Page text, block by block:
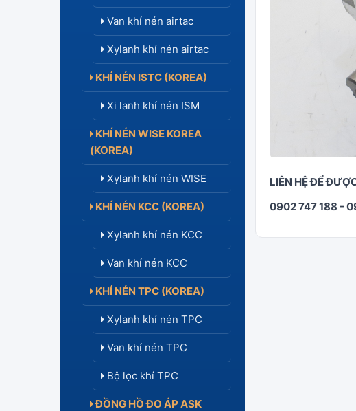
Van khí nén airtac
Xylanh khí nén airtac
KHÍ NÉN ISTC (KOREA)
Xi lanh khí nén ISM
KHÍ NÉN WISE KOREA
(KOREA)
Xylanh khí nén WISE
KHÍ NÉN KCC (KOREA)
Xylanh khí nén KCC
Van khí nén KCC
KHÍ NÉN TPC (KOREA)
Xylanh khí nén TPC
Van khí nén TPC
Bộ lọc khí TPC
ĐỒNG HỒ ĐO ÁP ASK
LIÊN HỆ ĐỂ
0902 747 188 -